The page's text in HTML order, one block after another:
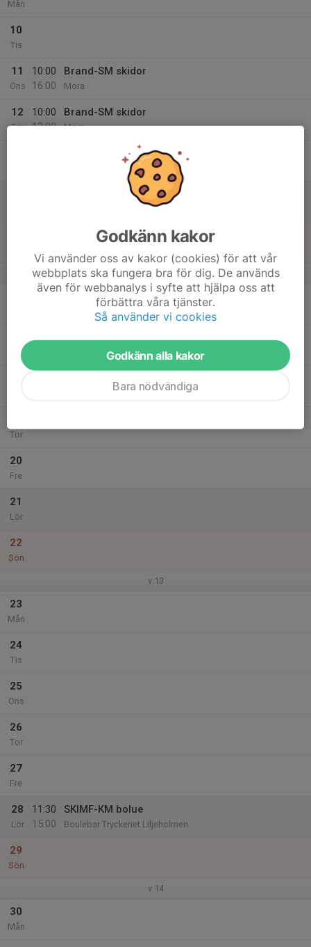
Mån
10
Tis
11
Ons
10:00
16:00
Brand-SM skidor
Mora
12
Tor
10:00
13:00
Brand-SM skidor
Mora
v.12
Tis
Tor
20
Fre
21
Lör
22
Sön
v.13
23
Mån
24
Tis
25
Ons
26
Tor
27
Fre
28
Lör
11:30
15:00
SKIMF-KM bolue
Boulebar Tryckeriet Liljeholmen
29
Sön
v.14
30
Mån
Godkänn kakor
Vi använder oss av kakor (cookies) för att vår
webbplats ska fungera bra för dig. De används
även för webbanalys i syfte att hjälpa oss att
förbättra våra tjänster.
Så använder vi cookies
Godkänn alla kakor
Bara nödvändiga